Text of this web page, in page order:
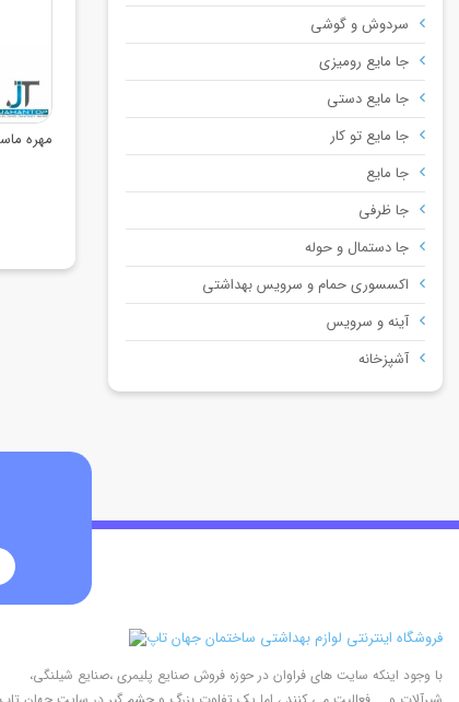
مهره
سردوش و گوشی
جا مایع رومیزی
جا مایع دستی
جا مایع تو کار
جا مایع
جا ظرفی
جا دستمال و حوله
اکسسوری حمام و سرویس بهداشتی
آینه و سرویس
آشپزخانه
با وجود اینکه سایت های فراوان در حوزه فروش صنایع پلیمری ،صنایع شیلنگی،